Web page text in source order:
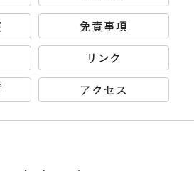
免責事項
リンク
アクセス